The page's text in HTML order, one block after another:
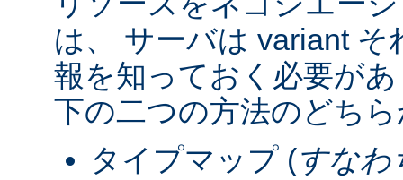
は、 サーバは variant
報を知っておく必要が
下の二つの方法のどち
タイプマップ (すなわ